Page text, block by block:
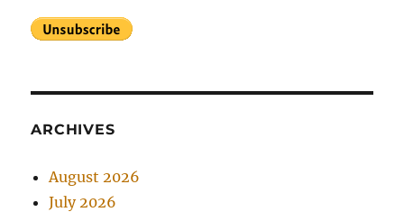
ARCHIVES
August 2026
July 2026